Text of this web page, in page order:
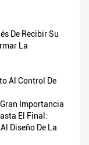
De Recibir Su
La
Al Control De
Importancia
El Final:
Diseño De La